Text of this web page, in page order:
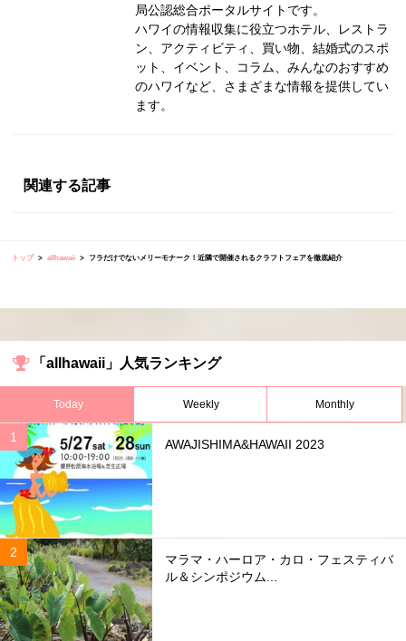
局公認総合ポータルサイトです。
ハワイの情報収集に役立つホテル、レストラ
ン、アクティビティ、買い物、結婚式のスポ
ット、イベント、コラム、みんなのおすすめ
のハワイなど、さまざまな情報を提供してい
ます。
関連する記事
トップ allhawaii フラだけでないメリーモナーク！近隣で開催されるクラフトフェアを徹底紹介
「allhawaii」人気ランキング
Today Weekly Monthly
AWAJISHIMA&HAWAII 2023
マラマ・ハーロア・カロ・フェスティバ
ル＆シンポジウム...